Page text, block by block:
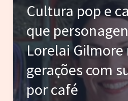
Dooby
Dooby
Doo
Cultura pop e
que
Lorelai
gerações com
por café